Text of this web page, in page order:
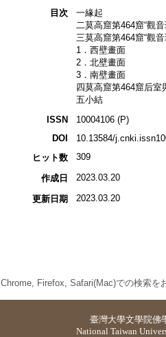
目次
一緣起
二莫高窟第464窟“觀
三莫高窟第464窟“觀
1．西壁畫面
2．北壁畫面
3．南壁畫面
四莫高窟第464窟后室
五小結
ISSN
10004106 (P)
DOI
10.13584/
ヒット数
309
作成日 2023.03.20
更新日期 2023.03.20
Chrome, Firefox, Safari(Mac)での検索を
臺灣大學文學院佛
National Taiwan